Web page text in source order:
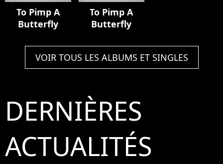
To Pimp A
Butterfly
To Pimp A
Butterfly
VOIR TOUS LES ALBUMS ET SINGLES
DERNIÈRES
ACTUALITÉS